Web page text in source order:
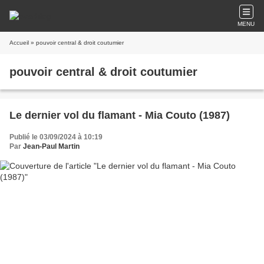
MENU
Accueil » pouvoir central & droit coutumier
pouvoir central & droit coutumier
Le dernier vol du flamant - Mia Couto (1987)
Publié le 03/09/2024 à 10:19
Par Jean-Paul Martin